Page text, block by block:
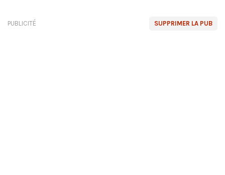
SUPPRIMER LA PUB
PUBLICITÉ